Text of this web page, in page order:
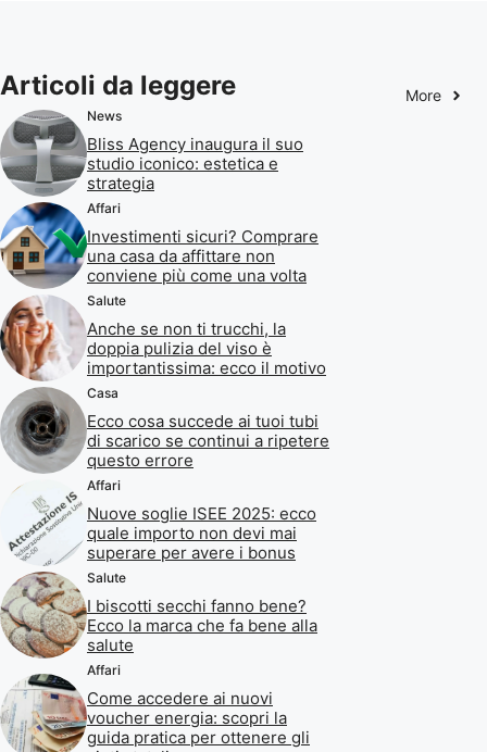
Articoli da leggere More
News
Bliss Agency inaugura il suo
studio iconico: estetica e
strategia
Affari
Investimenti sicuri? Comprare
una casa da affittare non
conviene più come una volta
Salute
Anche se non ti trucchi, la
doppia pulizia del viso è
importantissima: ecco il motivo
Casa
Ecco cosa succede ai tuoi tubi
di scarico se continui a ripetere
questo errore
Affari
Nuove soglie ISEE 2025: ecco
quale importo non devi mai
superare per avere i bonus
Salute
I biscotti secchi fanno bene?
Ecco la marca che fa bene alla
salute
Affari
Come accedere ai nuovi
voucher energia: scopri la
guida pratica per ottenere gli